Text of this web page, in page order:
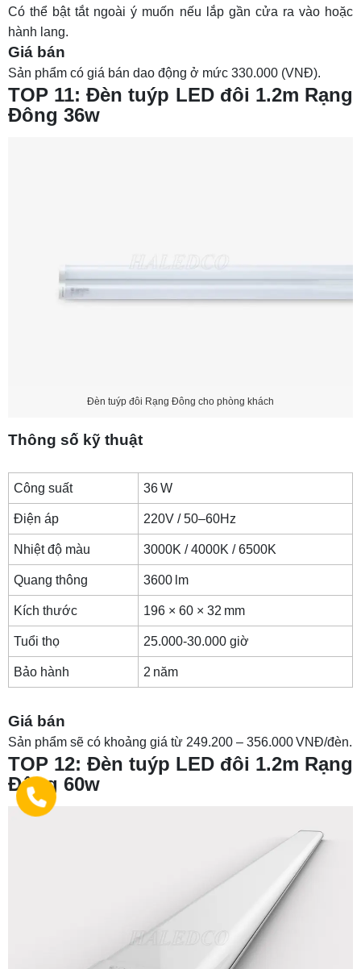
Có thể bật tắt ngoài ý muốn nếu lắp gần cửa ra vào hoặc
hành lang.
Giá bán
Sản phẩm có giá bán dao động ở mức 330.000 (VNĐ).
TOP 11: Đèn tuýp LED đôi 1.2m Rạng
Đông 36w
Đèn tuýp đôi Rạng Đông cho phòng khách
Thông số kỹ thuật
Công suất 36 W
Điện áp 220V / 50–60Hz
Nhiệt độ màu 3000K / 4000K / 6500K
Quang thông 3600 lm
Kích thước 196 × 60 × 32 mm
Tuổi thọ 25.000-30.000 giờ
Bảo hành 2 năm
Giá bán
Sản phẩm sẽ có khoảng giá từ 249.200 – 356.000 VNĐ/đèn.
TOP 12: Đèn tuýp LED đôi 1.2m Rạng
Đông 60w